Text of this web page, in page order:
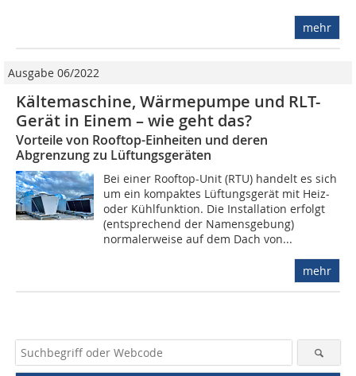
mehr
Ausgabe 06/2022
Kältemaschine, Wärmepumpe und RLT-
Gerät in Einem – wie geht das?
Vorteile von Rooftop-Einheiten und deren
Abgrenzung zu Lüftungsgeräten
Bei einer Rooftop-Unit (RTU) handelt es sich
um ein kompaktes Lüftungsgerät mit Heiz-
oder Kühlfunktion. Die Installation erfolgt
(entsprechend der Namensgebung)
normalerweise auf dem Dach von...
mehr